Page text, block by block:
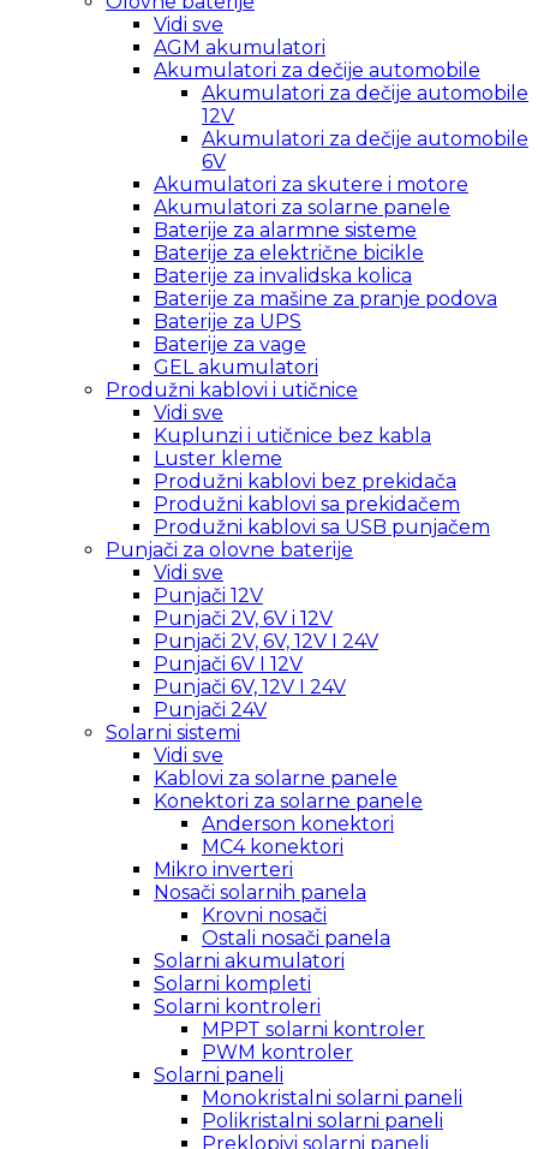
Vidi sve
AGM akumulatori
Akumulatori za dečije automobile
Akumulatori za dečije automobile
12V
Akumulatori za dečije automobile
6V
Akumulatori za skutere i motore
Akumulatori za solarne panele
Baterije za alarmne sisteme
Baterije za električne bicikle
Baterije za invalidska kolica
Baterije za mašine za pranje podova
Baterije za UPS
Baterije za vage
GEL akumulatori
Produžni kablovi i utičnice
Vidi sve
Kuplunzi i utičnice bez kabla
Luster kleme
Produžni kablovi bez prekidača
Produžni kablovi sa prekidačem
Produžni kablovi sa USB punjačem
Punjači za olovne baterije
Vidi sve
Punjači 12V
Punjači 2V, 6V i 12V
Punjači 2V, 6V, 12V I 24V
Punjači 6V I 12V
Punjači 6V, 12V I 24V
Punjači 24V
Solarni sistemi
Vidi sve
Kablovi za solarne panele
Konektori za solarne panele
Anderson konektori
MC4 konektori
Mikro inverteri
Nosači solarnih panela
Krovni nosači
Ostali nosači panela
Solarni akumulatori
Solarni kompleti
Solarni kontroleri
MPPT solarni kontroler
PWM kontroler
Solarni paneli
Monokristalni solarni paneli
Polikristalni solarni paneli
Preklopivi solarni paneli